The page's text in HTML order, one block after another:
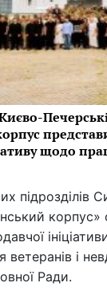
щодо
підрозділів
корпус»
і
Ради.